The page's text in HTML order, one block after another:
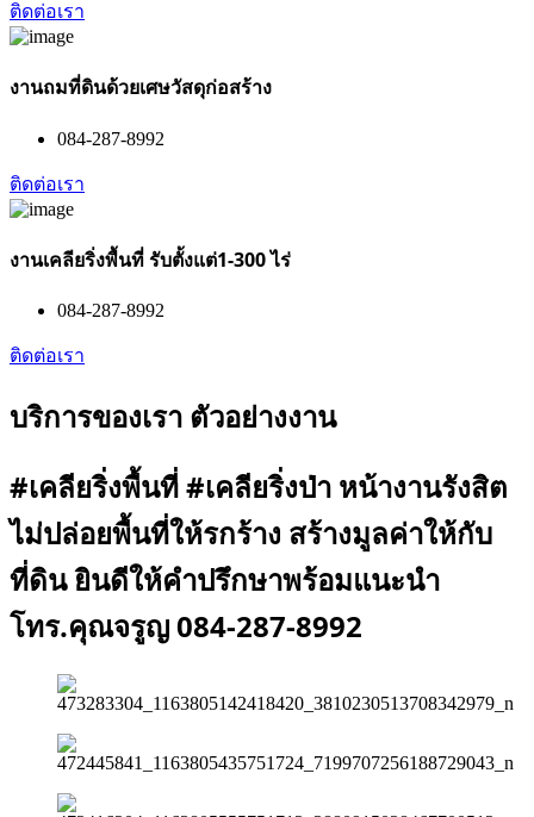
ติดต่อเรา
งานถมที่ดินด้วยเศษวัสดุก่อสร้าง
084-287-8992
ติดต่อเรา
งานเคลียริ่งพื้นที่ รับตั้งแต่1-300 ไร่
084-287-8992
ติดต่อเรา
บริการของเรา ตัวอย่างงาน
#เคลียริ่งพื้นที่ #เคลียริ่งป่า หน้างานรังสิต
ไม่ปล่อยพื้นที่ให้รกร้าง สร้างมูลค่าให้กับ
ที่ดิน ยินดีให้คำปรึกษาพร้อมแนะนำ
โทร.คุณจรูญ 084-287-8992